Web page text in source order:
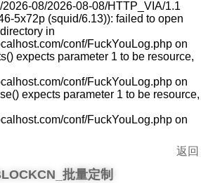
08/2026-08-08/HTTP_VIA/1.1
5x72p (squid/6.13)): failed to open
in
conf/FuckYouLog.php on
expects parameter 1 to be resource,
conf/FuckYouLog.php on
expects parameter 1 to be resource,
conf/FuckYouLog.php on
返回
批量定制